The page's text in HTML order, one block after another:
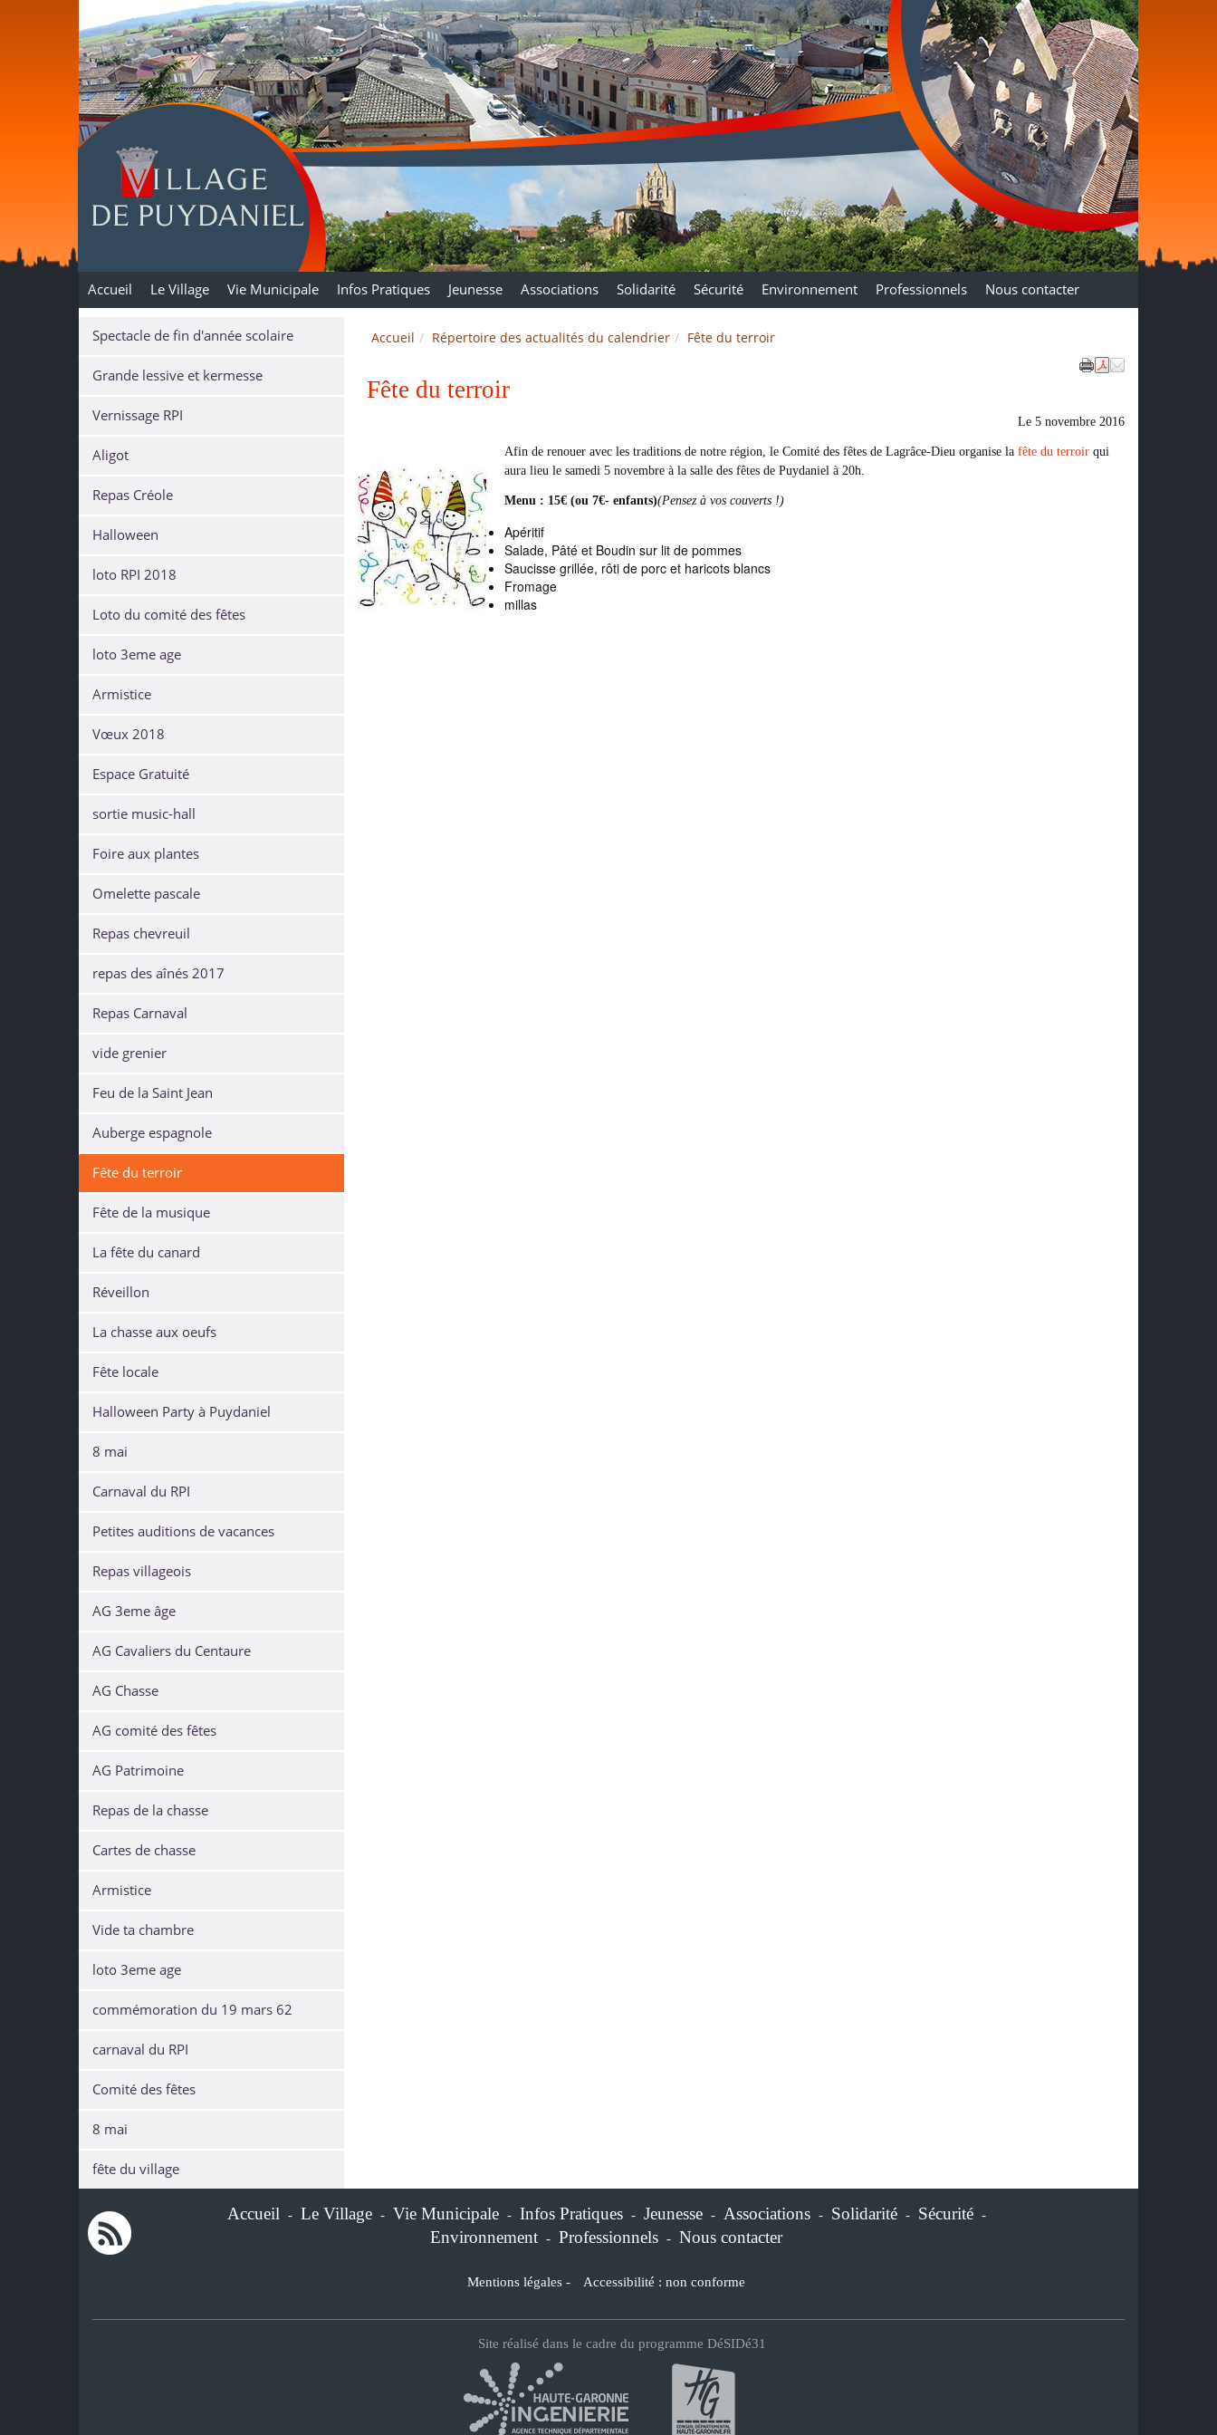
Puydaniel
Accueil Le Village Vie Municipale Infos Pratiques Jeunesse Associations Solidarité Sécurité Environnement Professionnels Nous contacter
Accueil Répertoire des actualités du calendrier Fête du terroir
Fête du terroir
Le 5 novembre 2016
Afin de renouer avec les traditions de notre région, le Comité des fêtes de Lagrâce-Dieu organise la fête du terroirqui
aura lieu le samedi 5 novembre à la salle des fêtes de Puydaniel à 20h.
Menu : 15€ (ou 7€- enfants)(Pensez à vos couverts !)
Apéritif
Salade, Pâté et Boudin sur lit de pommes
Saucisse grillée, rôti de porc et haricots blancs
Fromage
millas
Spectacle de fin d'année scolaire
Grande lessive et kermesse
Vernissage RPI
Aligot
Repas Créole
Halloween
loto RPI 2018
Loto du comité des fêtes
loto 3eme age
Armistice
Vœux 2018
Espace Gratuité
sortie music-hall
Foire aux plantes
Omelette pascale
Repas chevreuil
repas des aînés 2017
Repas Carnaval
vide grenier
Feu de la Saint Jean
Auberge espagnole
Fête du terroir
Fête de la musique
La fête du canard
Réveillon
La chasse aux oeufs
Fête locale
Halloween Party à Puydaniel
8 mai
Carnaval du RPI
Petites auditions de vacances
Repas villageois
AG 3eme âge
AG Cavaliers du Centaure
AG Chasse
AG comité des fêtes
AG Patrimoine
Repas de la chasse
Cartes de chasse
Armistice
Vide ta chambre
loto 3eme age
commémoration du 19 mars 62
carnaval du RPI
Comité des fêtes
8 mai
fête du village
Accueil - Le Village - Vie Municipale - Infos Pratiques - Jeunesse - Associations - Solidarité - Sécurité -
Environnement - Professionnels - Nous contacter
Mentions légales - Accessibilité : non conforme
Site réalisé dans le cadre du programme DéSIDé31